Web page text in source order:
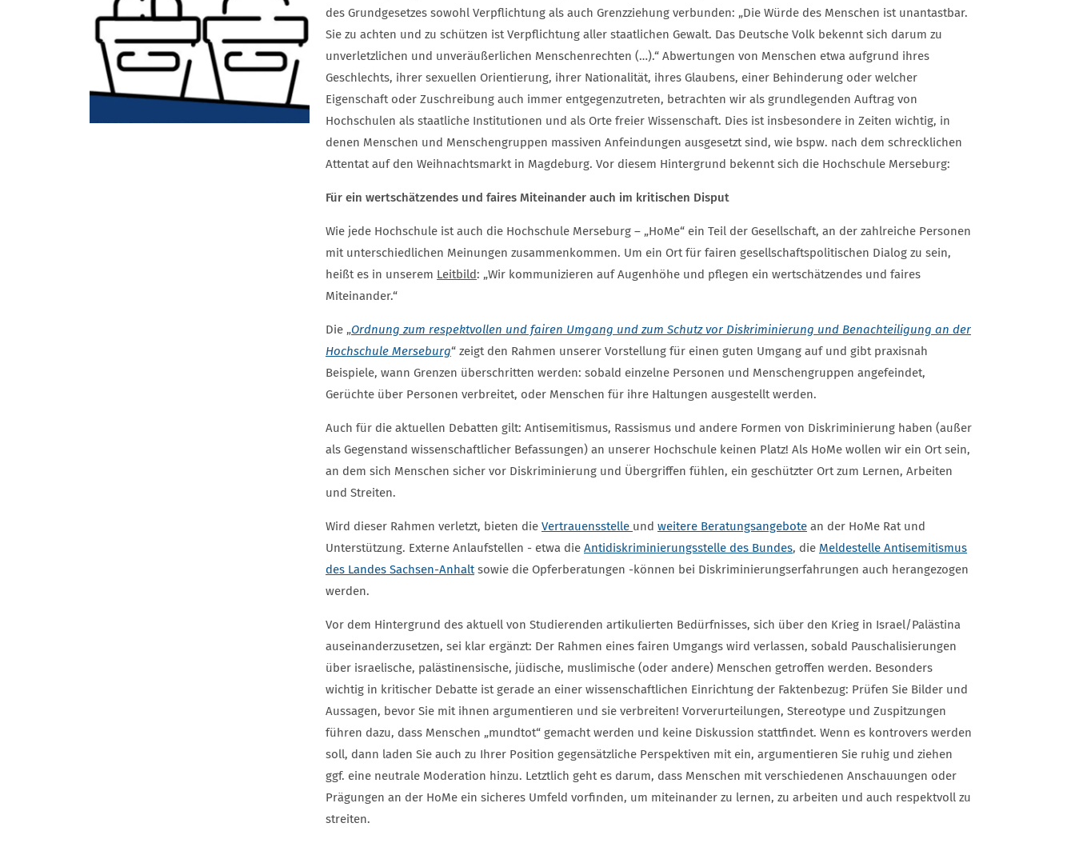
des Grundgesetzes sowohl Verpflichtung als auch Grenzziehung verbunden: „Die Würde des Menschen ist unantastbar.
Sie zu achten und zu schützen ist Verpflichtung aller staatlichen Gewalt. Das Deutsche Volk bekennt sich darum zu
unverletzlichen und unveräußerlichen Menschenrechten (…).“ Abwertungen von Menschen etwa aufgrund ihres
Geschlechts, ihrer sexuellen Orientierung, ihrer Nationalität, ihres Glaubens, einer Behinderung oder welcher
Eigenschaft oder Zuschreibung auch immer entgegenzutreten, betrachten wir als grundlegenden Auftrag von
Hochschulen als staatliche Institutionen und als Orte freier Wissenschaft. Dies ist insbesondere in Zeiten wichtig, in
denen Menschen und Menschengruppen massiven Anfeindungen ausgesetzt sind, wie bspw. nach dem schrecklichen
Attentat auf den Weihnachtsmarkt in Magdeburg. Vor diesem Hintergrund bekennt sich die Hochschule Merseburg:
Für ein wertschätzendes und faires Miteinander auch im kritischen Disput
Wie jede Hochschule ist auch die Hochschule Merseburg – „HoMe“ ein Teil der Gesellschaft, an der zahlreiche Personen
mit unterschiedlichen Meinungen zusammenkommen. Um ein Ort für fairen gesellschaftspolitischen Dialog zu sein,
heißt es in unserem Leitbild: „Wir kommunizieren auf Augenhöhe und pflegen ein wertschätzendes und faires
Miteinander.“
Die „Ordnung zum respektvollen und fairen Umgang und zum Schutz vor Diskriminierung und Benachteiligung an der
Hochschule Merseburg“ zeigt den Rahmen unserer Vorstellung für einen guten Umgang auf und gibt praxisnah
Beispiele, wann Grenzen überschritten werden: sobald einzelne Personen und Menschengruppen angefeindet,
Gerüchte über Personen verbreitet, oder Menschen für ihre Haltungen ausgestellt werden.
Auch für die aktuellen Debatten gilt: Antisemitismus, Rassismus und andere Formen von Diskriminierung haben (außer
als Gegenstand wissenschaftlicher Befassungen) an unserer Hochschule keinen Platz! Als HoMe wollen wir ein Ort sein,
an dem sich Menschen sicher vor Diskriminierung und Übergriffen fühlen, ein geschützter Ort zum Lernen, Arbeiten
und Streiten.
Wird dieser Rahmen verletzt, bieten die Vertrauensstelle und weitere Beratungsangebote an der HoMe Rat und
Unterstützung. Externe Anlaufstellen - etwa die Antidiskriminierungsstelle des Bundes, die Meldestelle Antisemitismus
des Landes Sachsen-Anhaltsowie die Opferberatungen -können bei Diskriminierungserfahrungen auch herangezogen
werden.
Vor dem Hintergrund des aktuell von Studierenden artikulierten Bedürfnisses, sich über den Krieg in Israel/Palästina
auseinanderzusetzen, sei klar ergänzt: Der Rahmen eines fairen Umgangs wird verlassen, sobald Pauschalisierungen
über israelische, palästinensische, jüdische, muslimische (oder andere) Menschen getroffen werden. Besonders
wichtig in kritischer Debatte ist gerade an einer wissenschaftlichen Einrichtung der Faktenbezug: Prüfen Sie Bilder und
Aussagen, bevor Sie mit ihnen argumentieren und sie verbreiten! Vorverurteilungen, Stereotype und Zuspitzungen
führen dazu, dass Menschen „mundtot“ gemacht werden und keine Diskussion stattfindet. Wenn es kontrovers werden
soll, dann laden Sie auch zu Ihrer Position gegensätzliche Perspektiven mit ein, argumentieren Sie ruhig und ziehen
ggf. eine neutrale Moderation hinzu. Letztlich geht es darum, dass Menschen mit verschiedenen Anschauungen oder
Prägungen an der HoMe ein sicheres Umfeld vorfinden, um miteinander zu lernen, zu arbeiten und auch respektvoll zu
streiten.